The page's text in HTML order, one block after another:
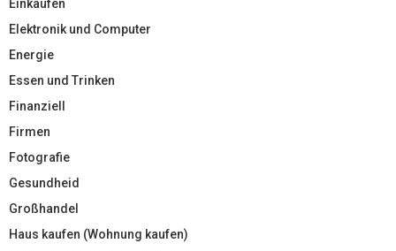
Einkaufen
Elektronik und Computer
Energie
Essen und Trinken
Finanziell
Firmen
Fotografie
Gesundheid
Großhandel
Haus kaufen (Wohnung kaufen)